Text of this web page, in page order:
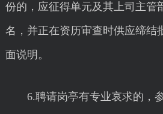
份的，应征得单元及其上司主管
名，并正在资历审查时供应缔结
面说明。
6.聘请岗亭有专业哀求的，参